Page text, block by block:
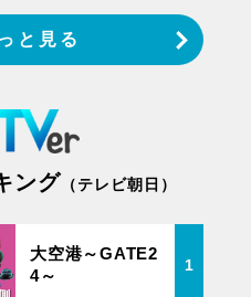
と見る
ング （テレビ朝日）
大空港～GATE2
4～
1